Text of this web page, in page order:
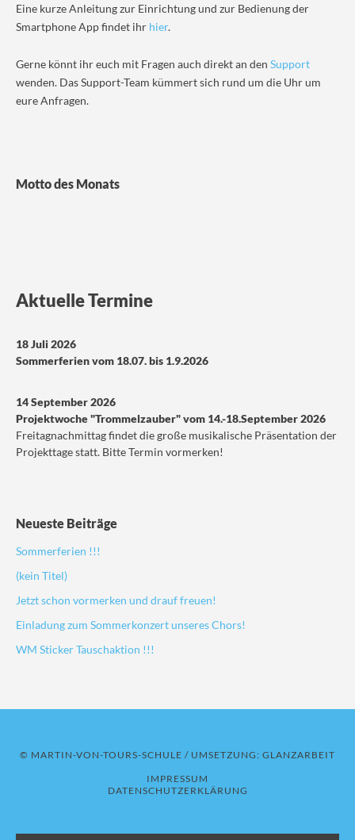
Eine kurze Anleitung zur Einrichtung und zur Bedienung der
Smartphone App findet ihr hier.
Gerne könnt ihr euch mit Fragen auch direkt an den Support
wenden. Das Support-Team kümmert sich rund um die Uhr um
eure Anfragen.
Motto des Monats
Aktuelle Termine
18 Juli 2026
Sommerferien vom 18.07. bis 1.9.2026
14 September 2026
Projektwoche "Trommelzauber" vom 14.-18.September 2026
Freitagnachmittag findet die große musikalische Präsentation der
Projekttage statt. Bitte Termin vormerken!
Neueste Beiträge
Sommerferien !!!
(kein Titel)
Jetzt schon vormerken und drauf freuen!
Einladung zum Sommerkonzert unseres Chors!
WM Sticker Tauschaktion !!!
© MARTIN-VON-TOURS-SCHULE / UMSETZUNG: GLANZARBEIT
IMPRESSUM
DATENSCHUTZERKLÄRUNG